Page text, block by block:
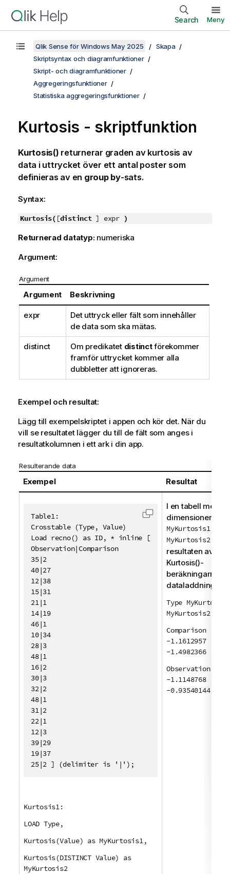
Search Meny
Qlik Sense för Windows May 2025
Skapa
Skriptsyntax och diagramfunktioner
Skript- och diagramfunktioner
Aggregeringsfunktioner
Statistiska aggregeringsfunktioner
Kurtosis - skriptfunktion
Kurtosis() returnerar graden av kurtosis av
data i uttrycket över ett antal poster som
definieras av en group by-sats.
Syntax:
Kurtosis( [distinct] expr )
Returnerad datatyp: numeriska
Argument:
Argument
Argument Beskrivning
expr
Det uttryck eller fält som innehåller
de data som ska mätas.
distinct Om predikatet distinctförekommer
framför uttrycket kommer alla
dubbletter att ignoreras.
Exempel och resultat:
Lägg till exempelskriptet i appen och kör det. När du
vill se resultatet lägger du till de fält som anges i
resultatkolumnen i ett ark i din app.
Resulterande data
Exempel Resultat
Table1:
Crosstable (Type, Value)
Load recno() as ID, * inline [
Observation|Comparison
35|2
40|27
12|38
15|31
21|1
14|19
46|1
10|34
28|3
48|1
16|2
30|3
32|2
48|1
31|2
22|1
12|3
39|29
19|37
25|2 ] (delimiter is '|');
Kopiera kod till
Kurtosis1:
LOAD Type,
Kurtosis(Value) as MyKurtosis1,
Kurtosis(DISTINCT Value) as
MyKurtosis2
I en tabell med
dimensionerna
MyKurtosis1och
MyKurtosis2blir
resultaten av
Kurtosis()-
beräkningarna i
Type MyKurtosis1
MyKurtosis2
Comparison
-1.1612957
-1.4982366
Observation
-1.1148768
-0.93540144